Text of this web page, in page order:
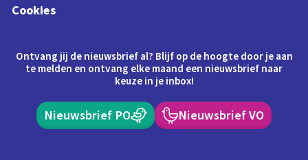
Cookies
Ontvang jij de nieuwsbrief al? Blijf op de hoogte door je aan
te melden en ontvang elke maand een nieuwsbrief naar
keuze in je inbox!
Nieuwsbrief PO Nieuwsbrief VO